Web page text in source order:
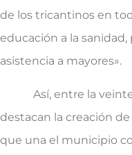
de los tricantinos en
educación a la
asistencia a mayores».
Así, entre la
destacan la creación
que una el municipio